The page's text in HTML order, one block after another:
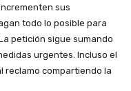
sus
todo lo posible para
petición sigue sumando
urgentes. Incluso el
reclamo compartiendo la